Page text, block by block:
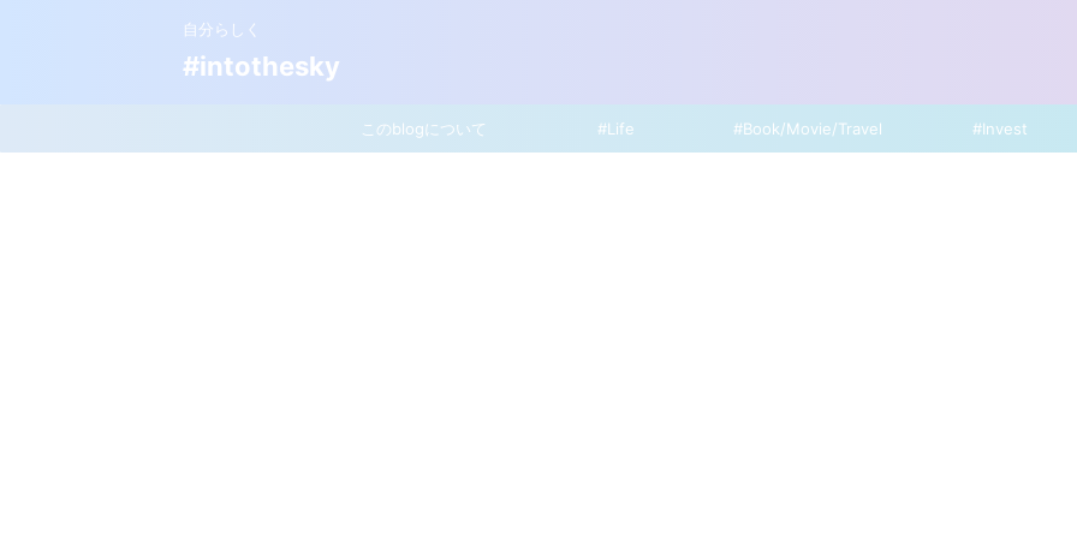
自分らしく
#intothesky
このblogについて #Life #Book/Movie/Travel #Invest